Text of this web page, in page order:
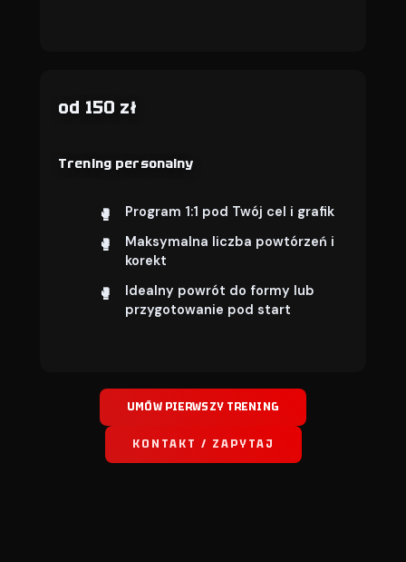
od 150 zł
Trening personalny
Program 1:1 pod Twój cel i grafik
Maksymalna liczba powtórzeń i
korekt
Idealny powrót do formy lub
przygotowanie pod start
UMÓW PIERWSZY TRENING
KONTAKT / ZAPYTAJ